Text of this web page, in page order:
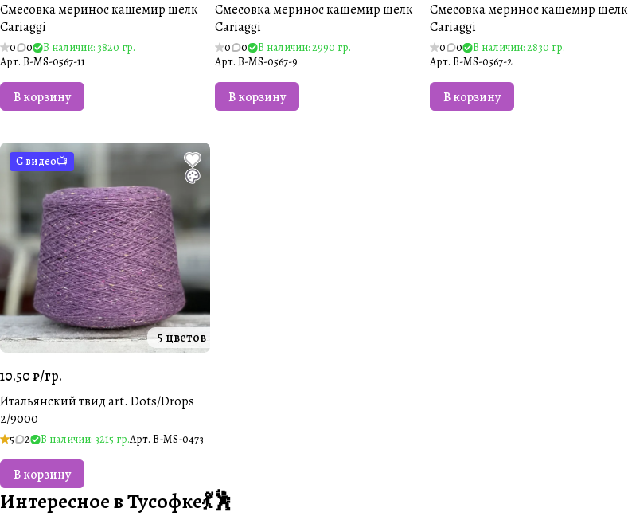
Смесовка меринос кашемир шелк
Cariaggi
0 0
В наличии: 3820 гр.
Арт. B-MS-0567-11
В корзину
Смесовка меринос кашемир шелк
Cariaggi
0 0
В наличии: 2990 гр.
Арт. B-MS-0567-9
В корзину
Смесовка меринос кашемир шелк
Cariaggi
0 0
В наличии: 2830 гр.
Арт. B-MS-0567-2
В корзину
С видео📺
5 цветов
10.50 ₽/гр.
Итальянский твид art. Dots/Drops
2/9000
5 2 В наличии: 3215 гр.Арт. B-MS-0473
В корзину
Интересное в Тусофке💃🕺